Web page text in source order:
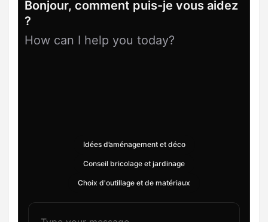
Bonjour, comment puis-je vous aidez
?
How can I help you today?
Idées d’aménagement et déco
Conseil bricolage et jardinage
Choix d'outillage et de matériaux